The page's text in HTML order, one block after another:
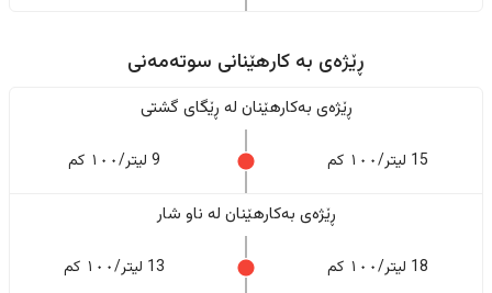
ڕێژەى به کارهێنانی سوتەمەنی
ڕێژەى بەکارهێنان له ڕێگای گشتی
15 لیتر/١٠٠ کم 9 لیتر/١٠٠ کم
ڕێژەى بەکارهێنان له ناو شار
18 لیتر/١٠٠ کم 13 لیتر/١٠٠ کم